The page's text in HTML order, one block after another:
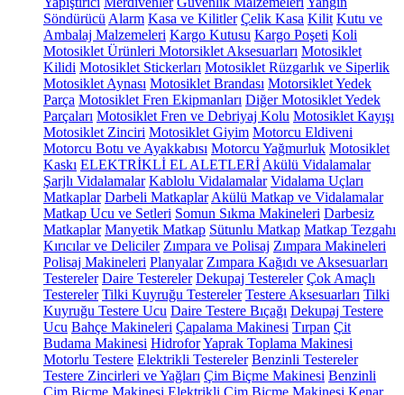
Söndürücü Alarm Kasa ve Kilitler Çelik Kasa Kilit Kutu ve
Ambalaj Malzemeleri Kargo Kutusu Kargo Poşeti Koli
Motosiklet Ürünleri Motorsiklet Aksesuarları Motosiklet
Kilidi Motosiklet Stickerları Motosiklet Rüzgarlık ve Siperlik
Motosiklet Aynası Motosiklet Brandası Motorsiklet Yedek
Parça Motosiklet Fren Ekipmanları Diğer Motosiklet Yedek
Parçaları Motosiklet Fren ve Debriyaj Kolu Motosiklet Kayışı
Motosiklet Zinciri Motosiklet Giyim Motorcu Eldiveni
Motorcu Botu ve Ayakkabısı Motorcu Yağmurluk Motosiklet
Kaskı ELEKTRİKLİ EL ALETLERİ Akülü Vidalamalar
Şarjlı Vidalamalar Kablolu Vidalamalar Vidalama Uçları
Matkaplar Darbeli Matkaplar Akülü Matkap ve Vidalamalar
Matkap Ucu ve Setleri Somun Sıkma Makineleri Darbesiz
Matkaplar Manyetik Matkap Sütunlu Matkap Matkap Tezgahı
Kırıcılar ve Deliciler Zımpara ve Polisaj Zımpara Makineleri
Polisaj Makineleri Planyalar Zımpara Kağıdı ve Aksesuarları
Testereler Daire Testereler Dekupaj Testereler Çok Amaçlı
Testereler Tilki Kuyruğu Testereler Testere Aksesuarları Tilki
Kuyruğu Testere Ucu Daire Testere Bıçağı Dekupaj Testere
Ucu Bahçe Makineleri Çapalama Makinesi Tırpan Çit
Budama Makinesi HidroforYaprak Toplama Makinesi
Motorlu Testere Elektrikli Testereler Benzinli Testereler
Testere Zincirleri ve Yağları Çim Biçme Makinesi Benzinli
Çim Biçme Makinesi Elektrikli Çim Biçme Makinesi Kenar